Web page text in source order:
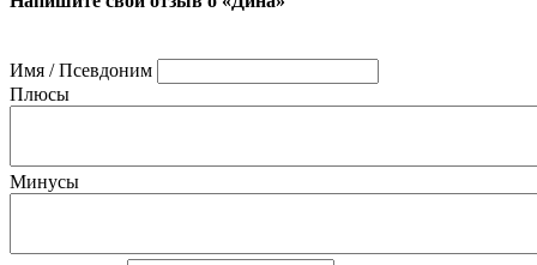
Имя / Псевдоним
Плюсы
Минусы